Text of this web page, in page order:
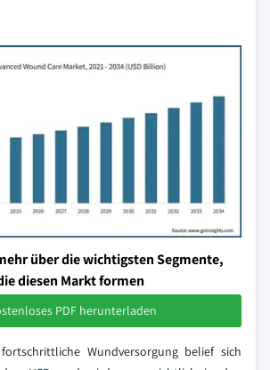
über die wichtigsten Segmente,
diesen Markt formen
PDF herunterladen
Wundversorgung belief sich